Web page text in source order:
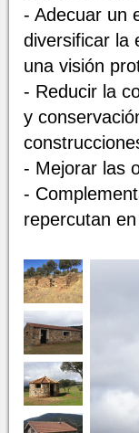
- Adecuar un
diversificar la
una visión
- Reducir la
y
- Mejorar las
-
repercutan